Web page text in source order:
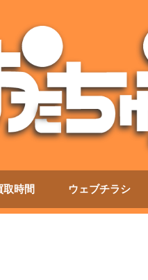
取時間 ウェブチラシ